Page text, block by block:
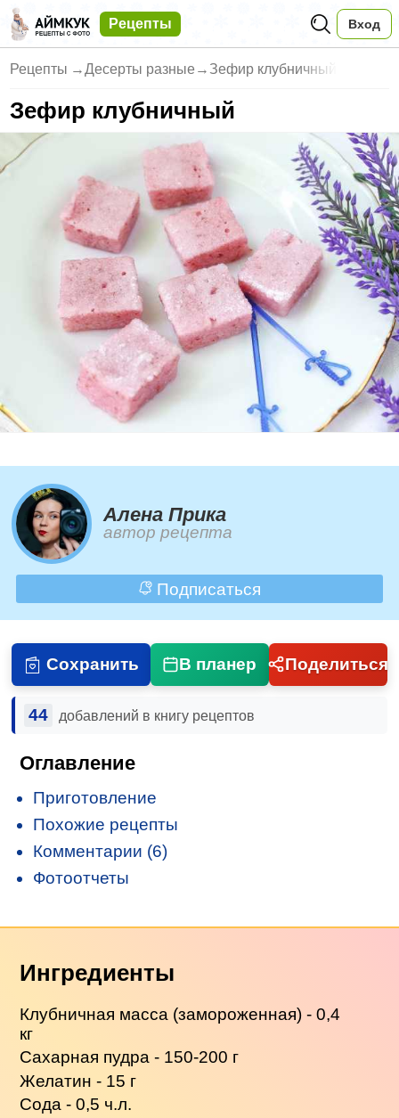
Рецепты Вход
Рецепты →Десерты разные → Зефир клубничный
Зефир клубничный
Алена Прика
автор рецепта
Подписаться
Сохранить В планер Поделиться
44 добавлений в книгу рецептов
Оглавление
Приготовление
Похожие рецепты
Комментарии (6)
Фотоотчеты
Ингредиенты
Клубничная масса (замороженная) - 0,4
кг
Сахарная пудра - 150-200 г
Желатин - 15 г
Сода - 0,5 ч.л.